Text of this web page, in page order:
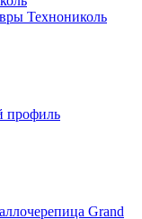
Технониколь
профиль
Grand